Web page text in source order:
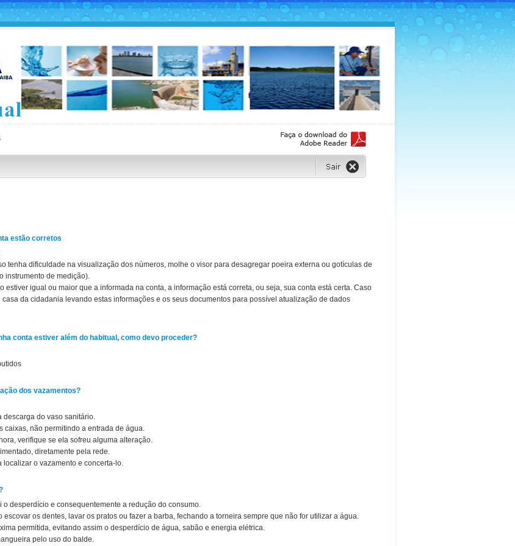
estão corretos
tenha dificuldade na visualização dos números, molhe o visor para desagregar poeira externa ou gotículas de
instrumento de medição).
estiver igual ou maior que a informada na conta, a informação está correta, ou seja, sua conta está certa. Caso
da cidadania levando estas informações e os seus documentos para possível atualização de dados
conta estiver além do habitual, como devo proceder?
dos vazamentos?
descarga do vaso sanitário.
caixas, não permitindo a entrada de água.
verifique se ela sofreu alguma alteração.
diretamente pela rede.
localizar o vazamento e concerta-lo.
desperdício e consequentemente a redução do consumo.
os dentes, lavar os pratos ou fazer a barba, fechando a torneira sempre que não for utilizar a água.
permitida, evitando assim o desperdício de água, sabão e energia elétrica.
pelo uso do balde.